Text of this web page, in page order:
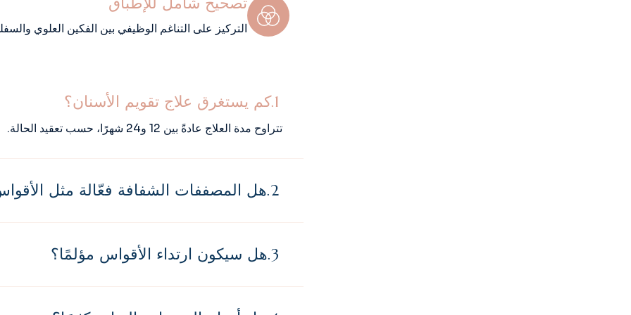
التركيز على التناغم الوظيفي بين الفكين العلوي
كم يستغرق علاج تقويم الأسنان؟
تتراوح مدة العلاج عادةً بين 12 و24 شهرًا، حسب تعقيد الحالة.
هل المصففات الشفافة فعّالة مثل
هل سيكون ارتداء الأقواس مؤلمًا؟